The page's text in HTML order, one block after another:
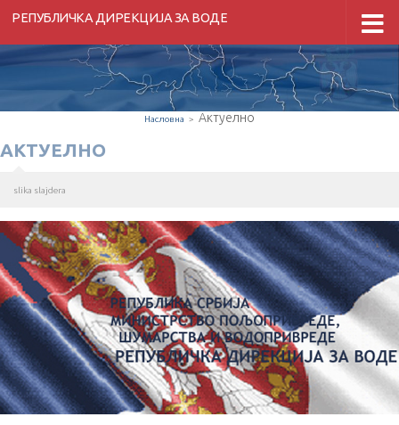
Скип то цонтент
РЕПУБЛИЧКА ДИРЕКЦИЈА ЗА ВОДЕ
Насловна > Актуелно
АКТУЕЛНО
slika slajdera